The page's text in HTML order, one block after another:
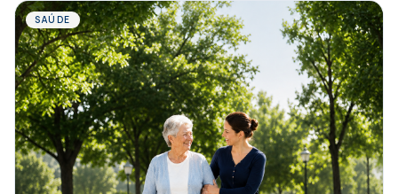
SAÚDE